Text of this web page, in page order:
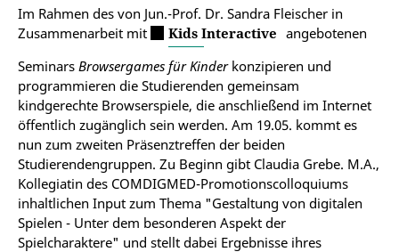
Im Rahmen des von Jun.-Prof. Dr. Sandra Fleischer in
Zusammenarbeit mit
Kids Interactive angebotenen
Seminars Browsergames für Kinderkonzipieren und
programmieren die Studierenden gemeinsam
kindgerechte Browserspiele, die anschließend im Internet
öffentlich zugänglich sein werden. Am 19.05. kommt es
nun zum zweiten Präsenztreffen der beiden
Studierendengruppen. Zu Beginn gibt Claudia Grebe. M.A.,
Kollegiatin des COMDIGMED-Promotionscolloquiums
inhaltlichen Input zum Thema "Gestaltung von digitalen
Spielen - Unter dem besonderen Aspekt der
Spielcharaktere" und stellt dabei Ergebnisse ihres